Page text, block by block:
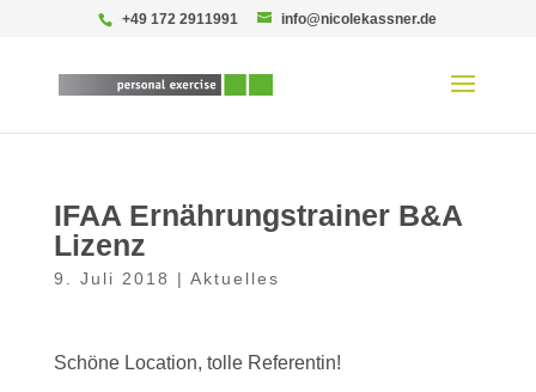
+49 172 2911991 info@nicolekassner.de
IFAA Ernährungstrainer B&A
Lizenz
9. Juli 2018 | Aktuelles
Schöne Location, tolle Referentin!